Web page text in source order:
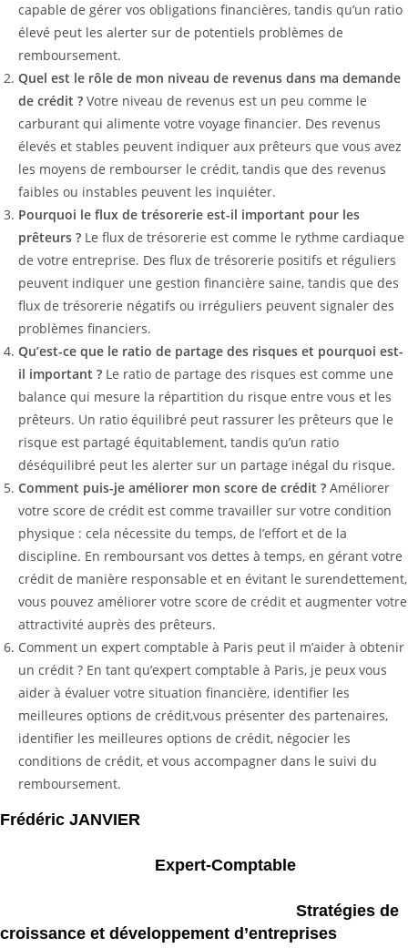
capable de gérer vos obligations financières, tandis qu’un ratio
élevé peut les alerter sur de potentiels problèmes de
remboursement.
Quel est le rôle de mon niveau de revenus dans ma demande
de crédit ? Votre niveau de revenus est un peu comme le
carburant qui alimente votre voyage financier. Des revenus
élevés et stables peuvent indiquer aux prêteurs que vous avez
les moyens de rembourser le crédit, tandis que des revenus
faibles ou instables peuvent les inquiéter.
Pourquoi le flux de trésorerie est-il important pour les
prêteurs ? Le flux de trésorerie est comme le rythme cardiaque
de votre entreprise. Des flux de trésorerie positifs et réguliers
peuvent indiquer une gestion financière saine, tandis que des
flux de trésorerie négatifs ou irréguliers peuvent signaler des
problèmes financiers.
Qu’est-ce que le ratio de partage des risques et pourquoi est-
il important ? Le ratio de partage des risques est comme une
balance qui mesure la répartition du risque entre vous et les
prêteurs. Un ratio équilibré peut rassurer les prêteurs que le
risque est partagé équitablement, tandis qu’un ratio
déséquilibré peut les alerter sur un partage inégal du risque.
Comment puis-je améliorer mon score de crédit ? Améliorer
votre score de crédit est comme travailler sur votre condition
physique : cela nécessite du temps, de l’effort et de la
discipline. En remboursant vos dettes à temps, en gérant votre
crédit de manière responsable et en évitant le surendettement,
vous pouvez améliorer votre score de crédit et augmenter votre
attractivité auprès des prêteurs.
Comment un expert comptable à Paris peut il m’aider à obtenir
un crédit ? En tant qu’expert comptable à Paris, je peux vous
aider à évaluer votre situation financière, identifier les
meilleures options de crédit,vous présenter des partenaires,
identifier les meilleures options de crédit, négocier les
conditions de crédit, et vous accompagner dans le suivi du
remboursement.
Frédéric JANVIER
Expert-Comptable
Stratégies de
croissance et développement d’entreprises